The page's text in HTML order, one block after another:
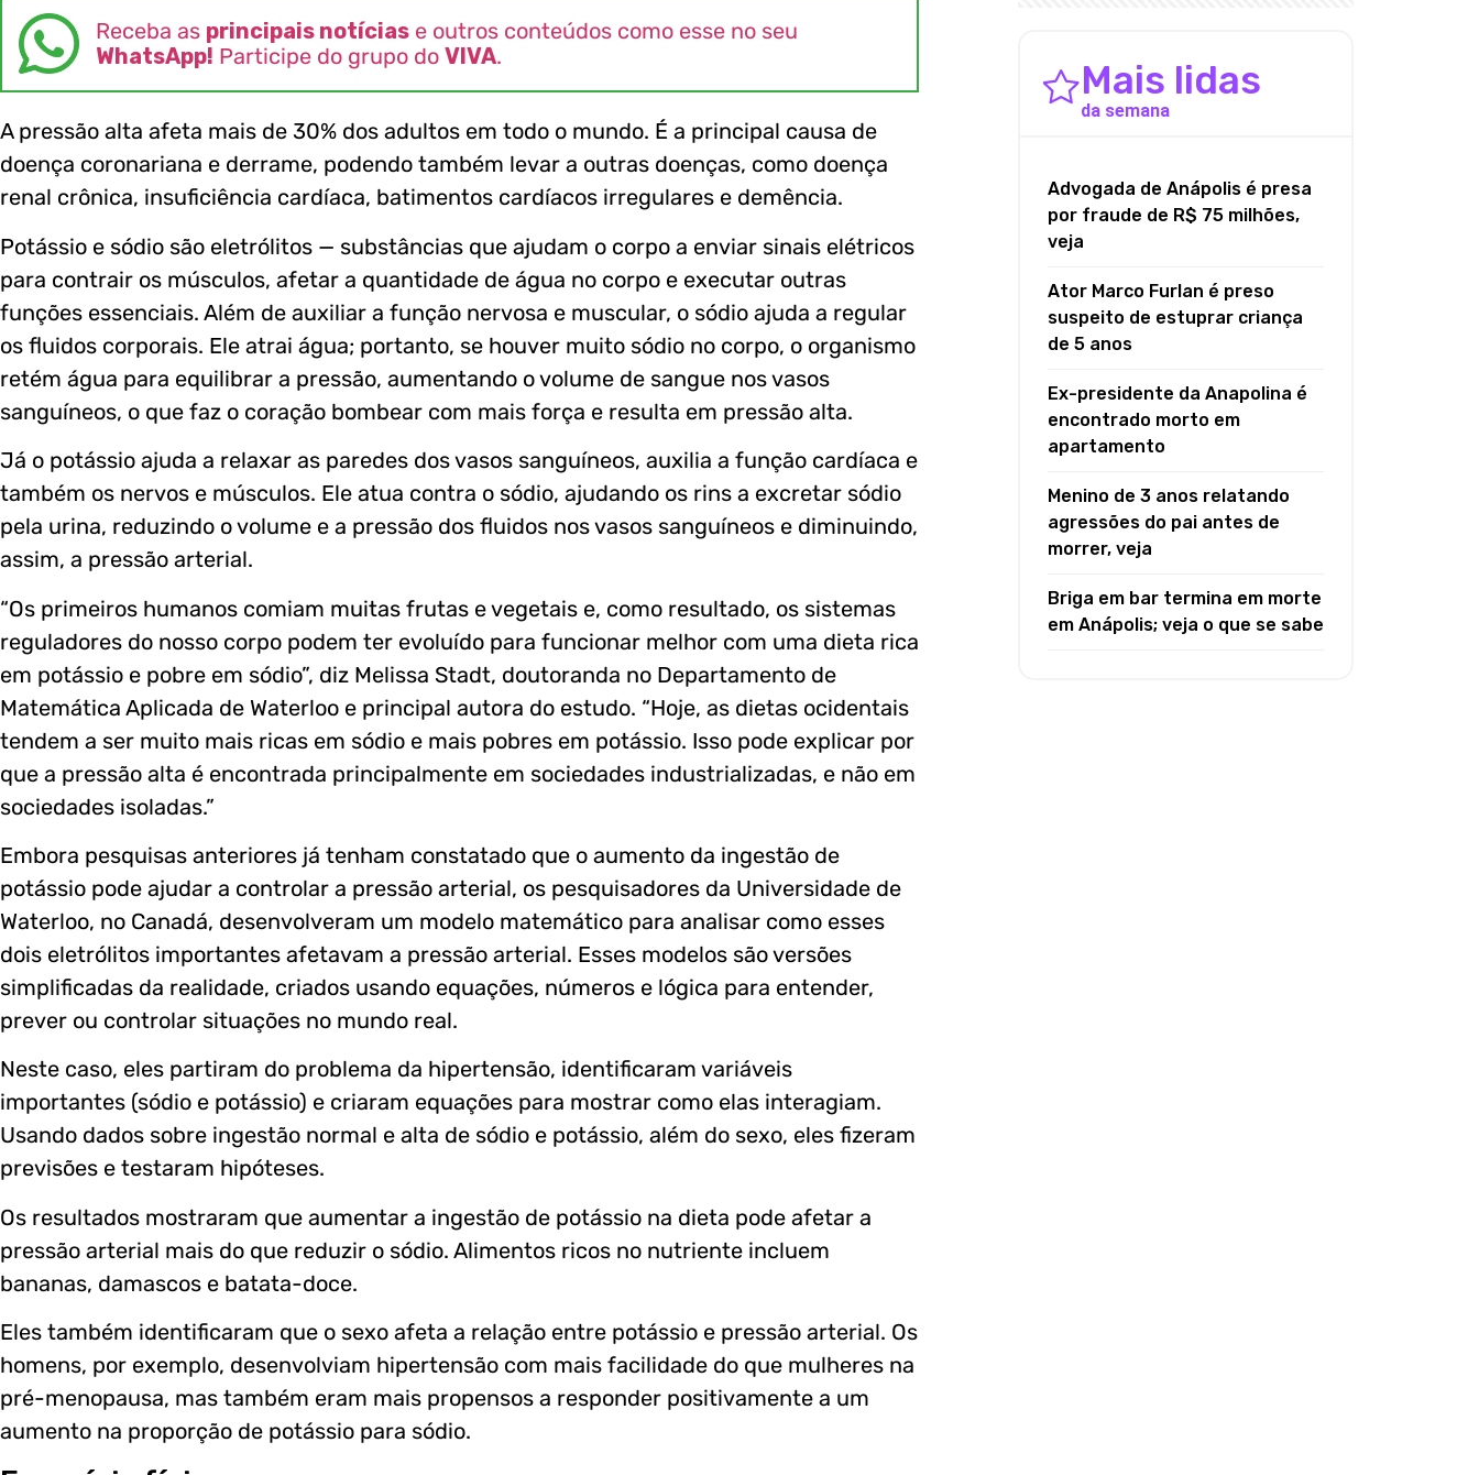
Receba as principais notícias e outros conteúdos como esse no seu
WhatsApp! Participe do grupo do VIVA.
A pressão alta afeta mais de 30% dos adultos em todo o mundo. É a principal causa de
doença coronariana e derrame, podendo também levar a outras doenças, como doença
renal crônica, insuficiência cardíaca, batimentos cardíacos irregulares e demência.
Potássio e sódio são eletrólitos — substâncias que ajudam o corpo a enviar sinais elétricos
para contrair os músculos, afetar a quantidade de água no corpo e executar outras
funções essenciais. Além de auxiliar a função nervosa e muscular, o sódio ajuda a regular
os fluidos corporais. Ele atrai água; portanto, se houver muito sódio no corpo, o organismo
retém água para equilibrar a pressão, aumentando o volume de sangue nos vasos
sanguíneos, o que faz o coração bombear com mais força e resulta em pressão alta.
Já o potássio ajuda a relaxar as paredes dos vasos sanguíneos, auxilia a função cardíaca e
também os nervos e músculos. Ele atua contra o sódio, ajudando os rins a excretar sódio
pela urina, reduzindo o volume e a pressão dos fluidos nos vasos sanguíneos e diminuindo,
assim, a pressão arterial.
“Os primeiros humanos comiam muitas frutas e vegetais e, como resultado, os sistemas
reguladores do nosso corpo podem ter evoluído para funcionar melhor com uma dieta rica
em potássio e pobre em sódio”, diz Melissa Stadt, doutoranda no Departamento de
Matemática Aplicada de Waterloo e principal autora do estudo. “Hoje, as dietas ocidentais
tendem a ser muito mais ricas em sódio e mais pobres em potássio. Isso pode explicar por
que a pressão alta é encontrada principalmente em sociedades industrializadas, e não em
sociedades isoladas.”
Embora pesquisas anteriores já tenham constatado que o aumento da ingestão de
potássio pode ajudar a controlar a pressão arterial, os pesquisadores da Universidade de
Waterloo, no Canadá, desenvolveram um modelo matemático para analisar como esses
dois eletrólitos importantes afetavam a pressão arterial. Esses modelos são versões
simplificadas da realidade, criados usando equações, números e lógica para entender,
prever ou controlar situações no mundo real.
Neste caso, eles partiram do problema da hipertensão, identificaram variáveis
importantes (sódio e potássio) e criaram equações para mostrar como elas interagiam.
Usando dados sobre ingestão normal e alta de sódio e potássio, além do sexo, eles fizeram
previsões e testaram hipóteses.
Os resultados mostraram que aumentar a ingestão de potássio na dieta pode afetar a
pressão arterial mais do que reduzir o sódio. Alimentos ricos no nutriente incluem
bananas, damascos e batata-doce.
Eles também identificaram que o sexo afeta a relação entre potássio e pressão arterial. Os
homens, por exemplo, desenvolviam hipertensão com mais facilidade do que mulheres na
pré-menopausa, mas também eram mais propensos a responder positivamente a um
aumento na proporção de potássio para sódio.
Mais lidas
da semana
Advogada de Anápolis é presa
por fraude de R$ 75 milhões,
veja
Ator Marco Furlan é preso
suspeito de estuprar criança
de 5 anos
Ex-presidente da Anapolina é
encontrado morto em
apartamento
Menino de 3 anos relatando
agressões do pai antes de
morrer, veja
Briga em bar termina em morte
em Anápolis; veja o que se sabe